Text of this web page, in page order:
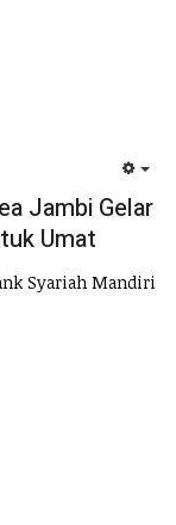
Jambi Gelar
Umat
Syariah Mandiri